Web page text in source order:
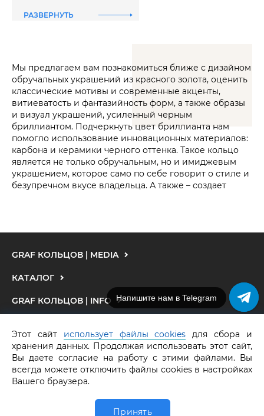
ярко, солидно и блестяще. Или же пары с опытом
кольца из красного золота с черным бриллиантом
становятся прекрасным выбором украшения.
Дизайнеры, художники и ювелиры команды GRAF
КОЛЬЦОВ создали коллекцию обручальных колец
по желанию дорогих покупателей: красное золото
подчеркивает нетривиальность выбора и
индивидуальность пары, а черный бриллиант –
статусность и исключительный вкус в выборе
драгоценных камней в ювелирном украшении.
РАЗВЕРНУТЬ
Мы предлагаем вам познакомиться ближе с дизайном
обручальных украшений из красного золота, оценить
классические мотивы и современные акценты,
витиеватость и фантазийность форм, а также образы
и визуал украшений, усиленный черным
бриллиантом. Подчеркнуть цвет бриллианта нам
помогло использование инновационных материалов:
карбона и керамики черного оттенка. Такое кольцо
является не только обручальным, но и имиджевым
украшением, которое само по себе говорит о стиле и
безупречном вкусе владельца. А также – создает
шикарные гарнитуры с другими украшениями.
GRAF КОЛЬЦОВ | MEDIA
КАТАЛОГ
GRAF КОЛЬЦОВ | INFO
МЫ В СОЦСЕТЯХ
СПРАШИВАЙТЕ, МЫ ЖДЕМ
Этот сайт использует файлы cookies для сбора и
хранения данных. Продолжая использовать этот сайт,
Вы даете согласие на работу с этими файлами. Вы
всегда можете отключить файлы cookies в настройках
Вашего браузера.
Принять
Напишите нам в Telegram